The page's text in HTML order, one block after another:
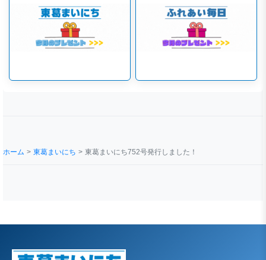
ホーム 東葛まいにち 東葛まいにち752号発行しました！